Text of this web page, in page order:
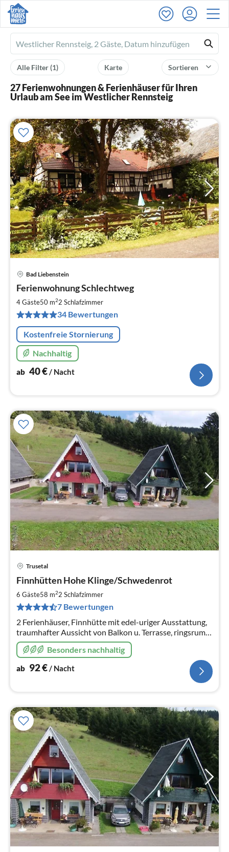
Ferienhausmiete
logo
Sortieren
Karte
Alle Filter(1)
27 Ferienwohnungen & Ferienhäuser für Ihren
Urlaub am See im Westlicher Rennsteig
Bad Liebenstein
Ferienwohnung Schlechtweg
4 Gäste50 m22 Schlafzimmer
34 Bewertungen
Kostenfreie Stornierung
Nachhaltig
ab 40€/ Nacht
Trusetal
Finnhütten Hohe Klinge/Schwedenrot
6 Gäste58 m22 Schlafzimmer
7 Bewertungen
2 Ferienhäuser, Finnhütte mit edel-uriger Ausstattung,
traumhafter Aussicht von Balkon u. Terrasse, ringsrum
Bergwiesen, fast Gipfellage, Waldnähe, Wanderwege
beginnen am Haus
Besonders nachhaltig
ab 92€/ Nacht